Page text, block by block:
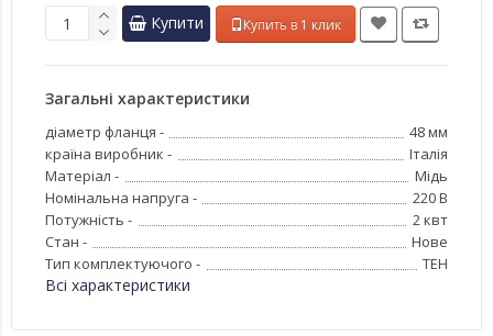
Купити Купить в 1 клик
Загальні характеристики
діаметр фланця -
48 мм
країна виробник -
Італія
Матеріал -
Мідь
Номінальна напруга -
220 В
Потужність -
2 квт
Стан -
Нове
Тип комплектуючого -
ТЕН
Всі характеристики